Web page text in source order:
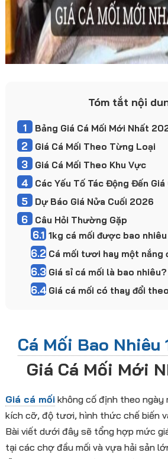
Tóm tắt nội
1 Bảng Giá Cá Mối Mới Nhất
2 Giá Cá Mối Theo Từng Loại
3 Giá Cá Mối Theo Khu Vực
4 Các Yếu Tố Tác Động Đến Giá
5 Dự Báo Giá Nửa Cuối 2026
6 Câu Hỏi Thường Gặp
6.11kg cá mối được bao
6.2Cá mối tươi hay một nắng
6.3Giá sỉ cá mối là bao nhiêu?
6.4Giá cá mối có thay đổi
Cá Mối Bao Nhiêu
Giá Cá Mối Mới
Giá cá mốikhông cố định theo ngày
kích cỡ, độ tươi, hình thức chế biến
Bài viết dưới đây sẽ tổng hợp mức
tại các chợ đầu mối và vựa hải sản